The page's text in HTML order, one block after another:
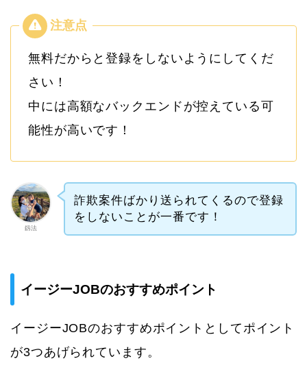
無料だからと登録をしないようにしてくだ
さい！
中には高額なバックエンドが控えている可
能性が高いです！
釼法
詐欺案件ばかり送られてくるので登録
をしないことが一番です！
イージーJOBのおすすめポイント
イージーJOBのおすすめポイントとしてポイント
が3つあげられています。